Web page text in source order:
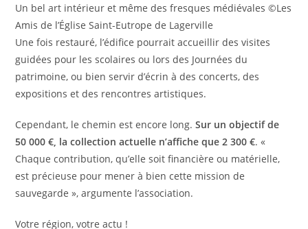
Un bel art intérieur et même des fresques médiévales ©Les
Amis de l’Église Saint-Eutrope de Lagerville
Une fois restauré, l’édifice pourrait accueillir des visites
guidées pour les scolaires ou lors des Journées du
patrimoine, ou bien servir d’écrin à des concerts, des
expositions et des rencontres artistiques.
Cependant, le chemin est encore long. Sur un objectif de
50 000 €, la collection actuelle n’affiche que 2 300 €. «
Chaque contribution, qu’elle soit financière ou matérielle,
est précieuse pour mener à bien cette mission de
sauvegarde », argumente l’association.
Votre région, votre actu !